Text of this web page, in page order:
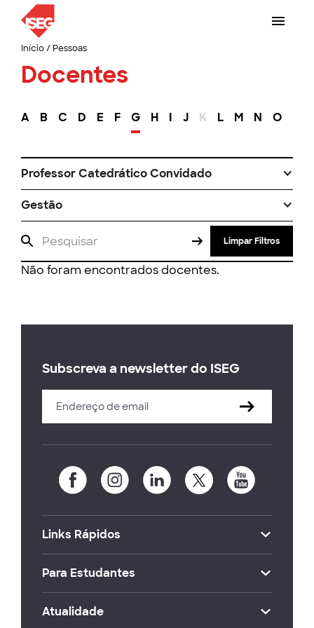
Início/ Pessoas
Docentes
A B C D E F G H I J K L M N O
Professor Catedrático Convidado
Gestão
Limpar Filtros
Não foram encontrados docentes.
Subscreva a newsletter do ISEG
Links Rápidos
Para Estudantes
Atualidade